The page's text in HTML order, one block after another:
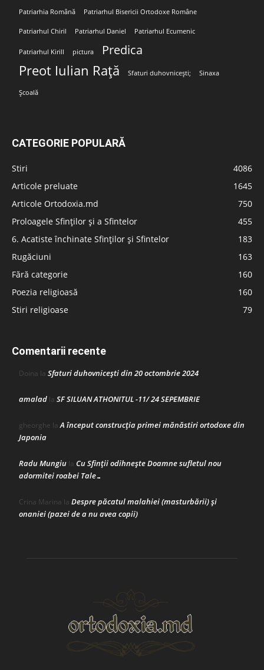
Patriarhia Română Patriarhul Bisericii Ortodoxe Române
Patriarhul Chiril Patriarhul Daniel Patriarhul Ecumenic
Patriarhul Kirill pictura Predica
Preot Iulian Rață Sfaturi duhovnicești; Sinaxa
Școală
CATEGORIE POPULARĂ
Stiri
4086
Articole preluate
1645
Articole Ortodoxia.md
750
Proloagele Sfinților și a Sfintelor
455
6. Acatiste închinate Sfinților și Sfintelor
183
Rugăciuni
163
Fără categorie
160
Poezia religioasă
160
Stiri religioase
79
Comentarii recente
Doina la Sfaturi duhovnicești din 20 octombrie 2024
amalad la SF SILUAN ATHONITUL -11/ 24 SEPEMBRIE
gheorghe laA început construcţia primei mănăstiri ortodoxe din
Japonia
Radu Mungiu la Cu Sfinții odihnește Doamne sufletul nou
adormitei roabei Tale…
Crina Marina la Despre păcatul malahiei (masturbării) şi
onaniei (pazei de a nu avea copii)